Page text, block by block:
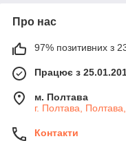
Про нас
97% позитивних з
Працює з
м. Полтава
г. Полтава,
Контакти